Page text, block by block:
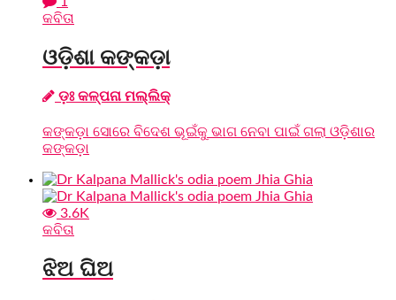
କବିତା
ଓଡ଼ିଶା କଙ୍କଡ଼ା
ଡ଼ଃ କଳ୍ପନା ମଲ୍ଲିକ୍‌
କଙ୍କଡ଼ା ସୋରେ ବିଦେଶ ଭୂଇଁକୁ ଭାଗ ନେବା ପାଇଁ ଗଲା ଓଡ଼ିଶାର
କଙ୍କଡ଼ା
3.6K
କବିତା
ଝିଅ ଘିଅ